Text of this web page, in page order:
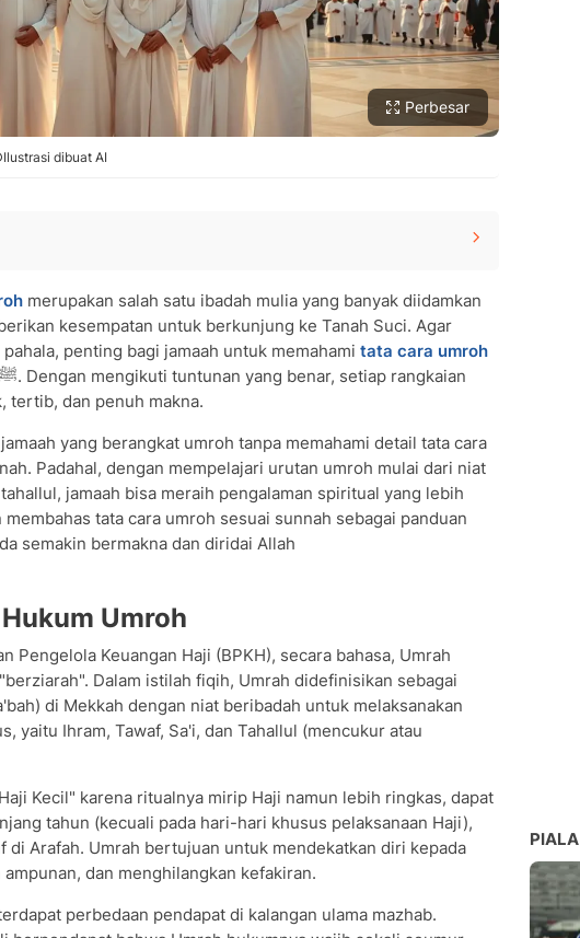
Perbesar
dibuat AI
merupakan salah satu ibadah mulia yang banyak diidamkan
kesempatan untuk berkunjung ke Tanah Suci. Agar
penting bagi jamaah untuk memahami tata cara umroh
tertib, dan penuh makna.
yang berangkat umroh tanpa memahami detail tata cara
Padahal, dengan mempelajari urutan umroh mulai dari niat
jamaah bisa meraih pengalaman spiritual yang lebih
tata cara umroh sesuai sunnah sebagai panduan
semakin bermakna dan diridai Allah
Umroh
Pengelola Keuangan Haji (BPKH), secara bahasa, Umrah
Dalam istilah fiqih, Umrah didefinisikan sebagai
di Mekkah dengan niat beribadah untuk melaksanakan
yaitu Ihram, Tawaf, Sa'i, dan Tahallul (mencukur atau
Kecil" karena ritualnya mirip Haji namun lebih ringkas, dapat
tahun (kecuali pada hari-hari khusus pelaksanaan Haji),
di Arafah. Umrah bertujuan untuk mendekatkan diri kepada
dan menghilangkan kefakiran.
perbedaan pendapat di kalangan ulama mazhab.